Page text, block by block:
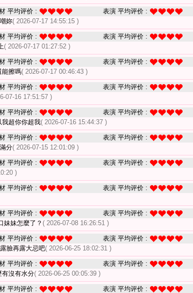
平均评价 : 表演 平均评价 :
妳( 2026-07-17 14:55:15 )
平均评价 : 表演 平均评价 :
( 2026-07-17 01:27:52 )
平均评价 : 表演 平均评价 :
能擦嗎( 2026-07-17 00:46:43 )
平均评价 : 表演 平均评价 :
07-16 17:51:57 )
平均评价 : 表演 平均评价 :
超你你超我( 2026-07-16 15:44:37 )
平均评价 : 表演 平均评价 :
分( 2026-07-15 12:01:09 )
平均评价 : 表演 平均评价 :
)
平均评价 : 表演 平均评价 :
平均评价 : 表演 平均评价 :
妹妹怎麼了？ ( 2026-07-08 16:26:51 )
平均评价 : 表演 平均评价 :
臉再露大忌吧( 2026-06-25 18:02:31 )
平均评价 : 表演 平均评价 :
有沒有水分( 2026-06-25 00:05:39 )
平均评价 : 表演 平均评价 :